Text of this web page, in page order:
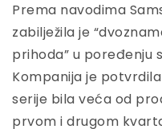
Prema navodima
zabilježila je
prihoda” u poređenju
Kompanija je
serije bila veća od
prvom i drugom